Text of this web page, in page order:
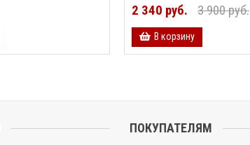
2 340 руб. 3 900 руб.
В корзину
ПОКУПАТЕЛЯМ